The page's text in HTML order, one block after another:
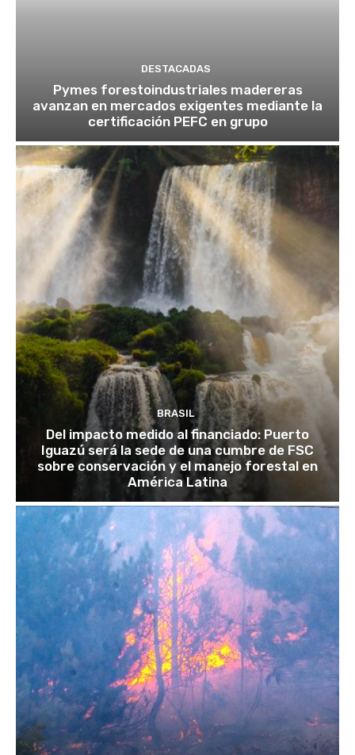
DESTACADAS
Pymes forestoindustriales madereras
avanzan en mercados exigentes mediante la
certificación PEFC en grupo
BRASIL
Del impacto medido al financiado: Puerto
Iguazú será la sede de una cumbre de FSC
sobre conservación y el manejo forestal en
América Latina